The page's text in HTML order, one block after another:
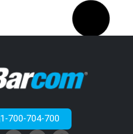
1-700-704-700